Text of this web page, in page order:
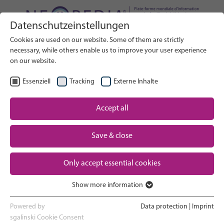
RECHERCHE
FR Sélectionner la langue
Soins néonatals : Vue d'ensemble
La grossesse et l'accouchement
Expérience en service de néonatalogie
Rentrer à la maison et voir son
nouveau-né grandir
Rechercher sur le site web
Datenschutzeinstellungen
Cookies are used on our website. Some of them are strictly
necessary, while others enable us to improve your user experience
on our website.
Essenziell Tracking Externe Inhalte
Accept all
Save & close
Only accept essential cookies
Essenzielle Cookies werden für grundlegende Funktionen der
Webseite benötigt. Dadurch ist gewährleistet, dass die Webseite
Show more information
Powered by
sgalinski Cookie Consent
Data protection Imprint